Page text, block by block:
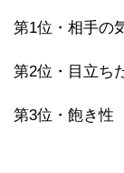
第1位・相手の
第2位・目立ち
第3位・飽き性